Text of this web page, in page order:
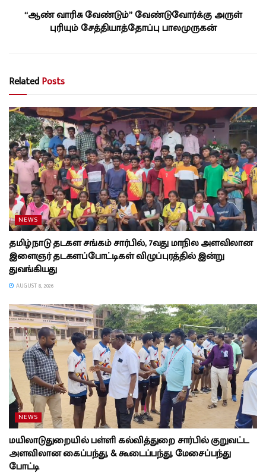
“ஆண் வாரிசு வேண்டும்” வேண்டுவோர்க்கு அருள்
புரியும் சேத்தியாத்தோப்பு பாலமுருகன்
RelatedPosts
NEWS
தமிழ்நாடு தடகள சங்கம் சார்பில், 7வது மாநில அளவிலான
இளைஞர் தடகளப்போட்டிகள் விழுப்புரத்தில் இன்று
துவங்கியது
AUGUST 8, 2026
NEWS
மயிலாடுதுறையில் பள்ளி கல்வித்துறை சார்பில் குறுவட்ட
அளவிலான கைப்பந்து, & கூடைப்பந்து, மேசைப்பந்து
போட்டி